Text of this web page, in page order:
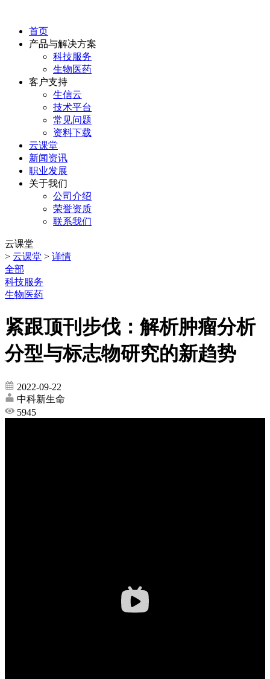
首页
产品与解决方案
科技服务
生物医药
客户支持
生信云
技术平台
常见问题
资料下载
云课堂
新闻资讯
职业发展
关于我们
公司介绍
荣誉资质
联系我们
云课堂
> 云课堂 > 详情
全部
科技服务
生物医药
紧跟顶刊步伐：解析肿瘤分析
分型与标志物研究的新趋势
2022-09-22
中科新生命
5945